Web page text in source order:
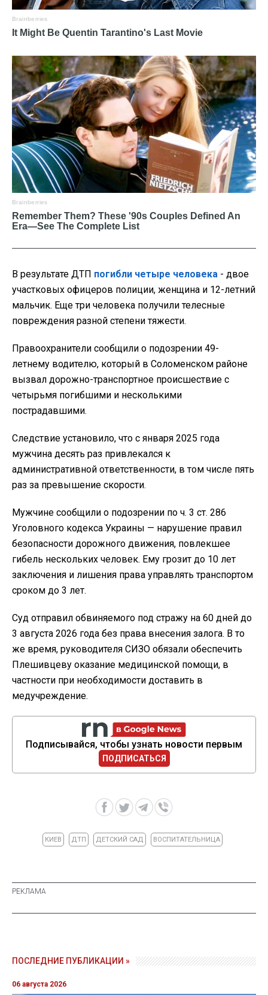
В результате ДТП погибли четыре человека - двое
участковых офицеров полиции, женщина и 12-летний
мальчик. Еще три человека получили телесные
повреждения разной степени тяжести.
Правоохранители сообщили о подозрении 49-
летнему водителю, который в Соломенском районе
вызвал дорожно-транспортное происшествие с
четырьмя погибшими и несколькими
пострадавшими.
Следствие установило, что с января 2025 года
мужчина десять раз привлекался к
административной ответственности, в том числе пять
раз за превышение скорости.
Мужчине сообщили о подозрении по ч. 3 ст. 286
Уголовного кодекса Украины — нарушение правил
безопасности дорожного движения, повлекшее
гибель нескольких человек. Ему грозит до 10 лет
заключения и лишения права управлять транспортом
сроком до 3 лет.
Суд отправил обвиняемого под стражу на 60 дней до
3 августа 2026 года без права внесения залога. В то
же время, руководителя СИЗО обязали обеспечить
Плешивцеву оказание медицинской помощи, в
частности при необходимости доставить в
медучреждение.
Подписывайся, чтобы узнать новости первым
ПОДПИСАТЬСЯ
КИЕВ ДТП ДЕТСКИЙ САД ВОСПИТАТЕЛЬНИЦА
ПОСЛЕДНИЕ ПУБЛИКАЦИИ »
06 августа 2026